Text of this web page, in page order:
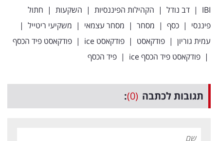
IBI
| דב נודל | הקהילות הפיננסיות | השקעות | חתול
פיננסי | כסף | מסחר | מסחר עצמאי | משקיעי ריטייל |
עמית גוריון | פודקאסט | פודקאסט ice | פודקאסט פיד הכסף
| פודקאסט פיד הכסף ice | פיד הכסף
תגובות לכתבה (0)
: